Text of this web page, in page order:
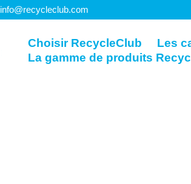
info@recycleclub.com
Choisir RecycleClub
Les
La gamme de produits